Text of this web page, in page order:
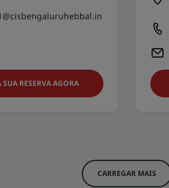
SUA RESERVA AGORA
CARREGAR MAIS